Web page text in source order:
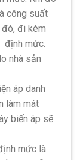
công suất
đi kèm
định mức.
nhà sản
áp danh
làm mát
biến áp sẽ
mức là